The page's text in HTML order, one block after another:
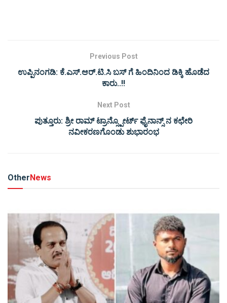
Previous Post
ಉಪ್ಪಿನಂಗಡಿ: ಕೆ.ಎಸ್.ಆರ್.ಟಿ.ಸಿ ಬಸ್ ಗೆ ಹಿಂದಿನಿಂದ ಡಿಕ್ಕಿ ಹೊಡೆದ
ಕಾರು..!!
Next Post
ಪುತ್ತೂರು: ಶ್ರೀ ರಾಮ್ ಟ್ರಾನ್ಸ್ಪೋರ್ಟ್ ಫೈನಾನ್ಸ್ ನ ಕಛೇರಿ
ನವೀಕರಣಗೊಂಡು ಶುಭಾರಂಭ
OtherNews